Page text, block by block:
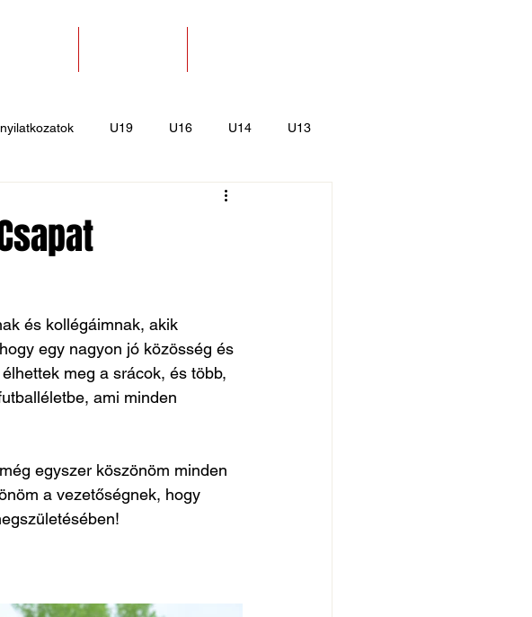
U19 U16 U14 U13
Kajak-Kenu
és kollégáimnak, akik
egy nagyon jó közösség és
meg a srácok, és több,
ami minden
egyszer köszönöm minden
a vezetőségnek, hogy